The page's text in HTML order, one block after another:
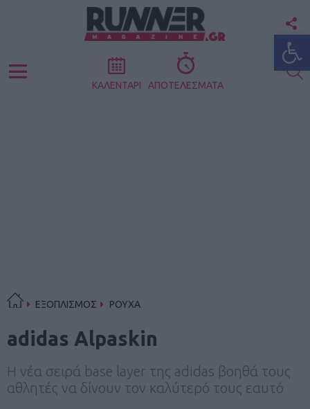
Menu ΚΑΛΕΝΤΑΡΙ ΑΠΟΤΕΛΕΣΜΑΤΑ
ΕΞΟΠΛΙΣΜΟΣ ΡΟΥΧΑ
adidas Alpaskin
Η νέα σειρά base layer της adidas βοηθά τους
αθλητές να δίνουν τον καλύτερό τους εαυτό